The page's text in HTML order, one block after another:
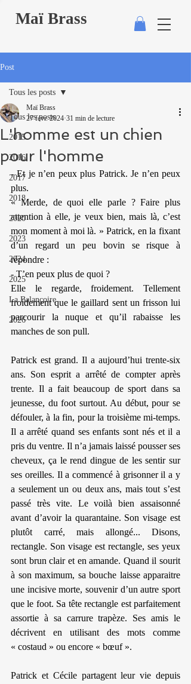
Maï Brass
Post
Tous les posts
2015
2016
2017
2018
2020
2023
2024
2025
La Balançoire
2026
Tous les posts
L'homme est un chien
pour l'homme
Maï Brass
27 févr. 2024 31 min de lecture
- Et je n’en peux plus Patrick. Je n’en peux
plus.
« Merde, de quoi elle parle ? Faire plus
attention à elle, je veux bien, mais là, c’est
mon moment à moi là. » Patrick, en la fixant
d’un regard un peu bovin se risque à
répondre :
- T’en peux plus de quoi ?
Elle le regarde, froidement. Tellement
froidement que le gaillard sent un frisson lui
parcourir la nuque et qu’il rabaisse les
manches de son pull.
Patrick est grand. Il a aujourd’hui trente-six
ans. Son esprit a arrêté de compter après
trente. Il a fait beaucoup de sport dans sa
jeunesse, du foot surtout. Au début, pour se
défouler, à la fin, pour la troisième mi-temps.
Il a arrêté quand ses enfants sont nés et il a
pris du ventre. Il n’a jamais laissé pousser ses
cheveux, ça le rend dingue de les sentir sur
ses oreilles. Il a commencé à grisonner il a y
a seulement un ou deux ans, mais tout s’est
passé très vite. Le voilà bien assaisonné
avant d’avoir la quarantaine. Son visage est
plutôt carré, mais allongé... Disons,
rectangle. Son visage est rectangle, ses yeux
sont brun clair et en amande. Quand il sourit
à son maximum, sa bouche laisse apparaitre
une incisive morte, souvenir d’un autre sport
que le foot. Sa tête rectangle est parfaitement
assortie à sa carrure trapèze. Ses amis le
décrivent en utilisant des mots comme
« costaud » ou encore « bœuf ».
Patrick et Cécile partagent leur vie depuis